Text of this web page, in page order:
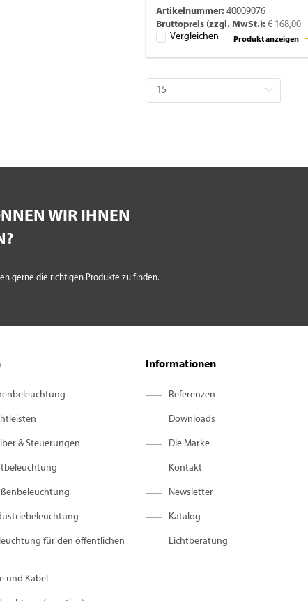
Artikelnummer: 40009076
Bruttopreis (zzgl. MwSt.): € 168,00
Vergleichen
Produkt anzeigen
WIR IHNEN
gerne die richtigen Produkte zu finden.
& Steuerungen
für den öffentlichen
und Kabel
Informationen
Referenzen
Downloads
Die Marke
Kontakt
Newsletter
Katalog
Lichtberatung